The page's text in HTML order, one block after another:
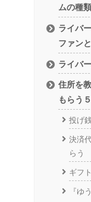
ムの種類
ライバ
ファン
ライバ
住所を
もらう
投げ
決済
らう
ギフ
『ゆ